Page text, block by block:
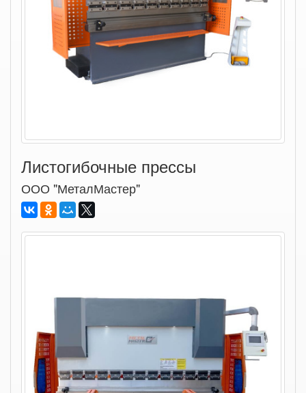
Листогибочные прессы
ООО "МеталМастер"